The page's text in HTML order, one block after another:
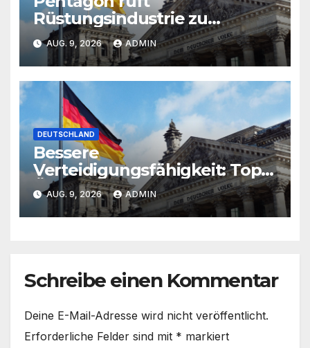
Rüstungsindustrie zu
schnellerer
Waffenproduktion auf
AUG. 9, 2026 ADMIN
DEUTSCHLAND
Bessere
Verteidigungsfähigkeit: Top-
Ökonom wirft Pistorius
falsche Investitionen vor
AUG. 9, 2026 ADMIN
Schreibe einen Kommentar
Deine E-Mail-Adresse wird nicht veröffentlicht.
Erforderliche Felder sind mit * markiert